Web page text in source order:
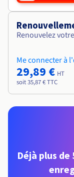
Renouvelez
Me connecter à
29,89 € HT
soit 35,87 € TTC
Déjà plus